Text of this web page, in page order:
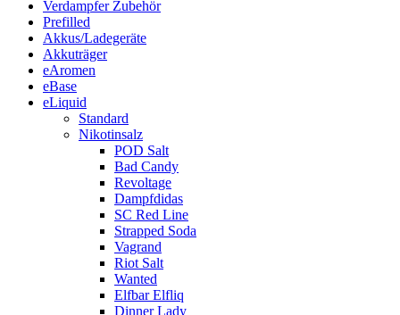
Verdampfer Zubehör
Prefilled
Akkus/Ladegeräte
Akkuträger
eAromen
eBase
eLiquid
Standard
Nikotinsalz
POD Salt
Bad Candy
Revoltage
Dampfdidas
SC Red Line
Strapped Soda
Vagrand
Riot Salt
Wanted
Elfbar Elfliq
Dinner Lady